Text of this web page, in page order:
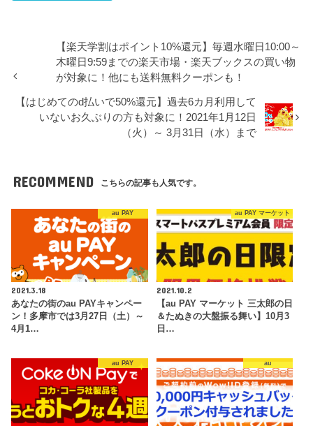
【楽天学割はポイント10%還元】毎週水曜日10:00～
木曜日9:59までの楽天市場・楽天ブックスの買い物
が対象に！他にも送料無料クーポンも！
【はじめてのd払いで50%還元】過去6カ月利用して
いないお久ぶりの方も対象に！2021年1月12日
（火）～ 3月31日（水）まで
RECOMMEND こちらの記事も人気です。
au PAY
2021.3.18
あなたの街のau PAYキャンペー
ン！多摩市では3月27日（土）～
4月1…
au PAY マーケット
2021.10.2
【au PAY マーケット 三太郎の日
＆たぬきの大盤振る舞い】10月3
日…
au PAY au